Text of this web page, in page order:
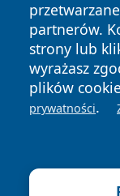
partnerów.
strony lub
wyrażasz
plików
prywatności.
News Autorzy